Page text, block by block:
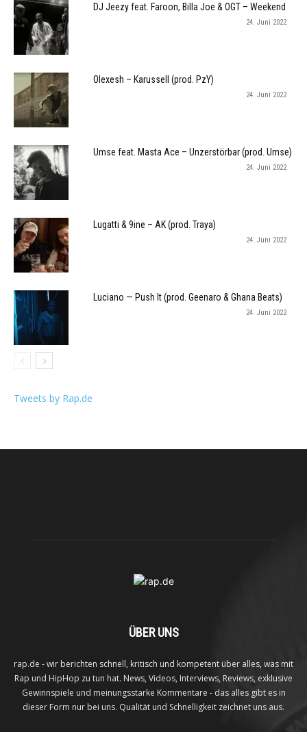
DJ Jeezy feat. Faroon, Billa Joe & OGT – Weekend
24. Juni 2022
Olexesh – Karussell (prod. PzY)
24. Juni 2022
Umse feat. Masta Ace – Unzerstörbar (prod. Umse)
24. Juni 2022
Lugatti & 9ine – AK (prod. Traya)
24. Juni 2022
Luciano — Push It (prod. Geenaro & Ghana Beats)
24. Juni 2022
Tweets by Rap.de
ÜBER UNS
rap.de - wir berichten schnell, kritisch und kompetent über alles, was mit
Rap und HipHop zu tun hat. News, Videos, Interviews, Reviews, exklusive
Gewinnspiele und meinungsstarke Kommentare - das alles gibt es in
dieser Form nur bei uns. Qualität und Schnelligkeit zeichnet uns aus.